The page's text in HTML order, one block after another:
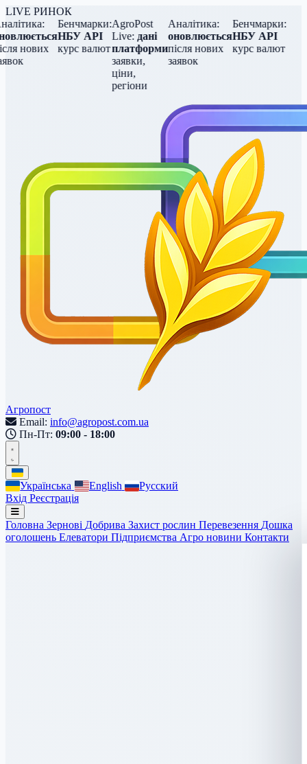
LIVE РИНОК
нових
Бенчмарки:
НБУ API
курс валют
AgroPost
Live:дані
платформи
заявки,
ціни,
регіони
Аналітика:
оновлюється
після нових
заявок
Бенчмарки:
НБУ API
курс валют
Агропост
Email: info@agropost.com.ua
Пн-Пт: 09:00 - 18:00
Українська English
Русский
Вхід Реєстрація
Головна Зернові Добрива Захист рослин Перевезення Дошка
оголошень Елеватори Підприємства Агро новини Контакти